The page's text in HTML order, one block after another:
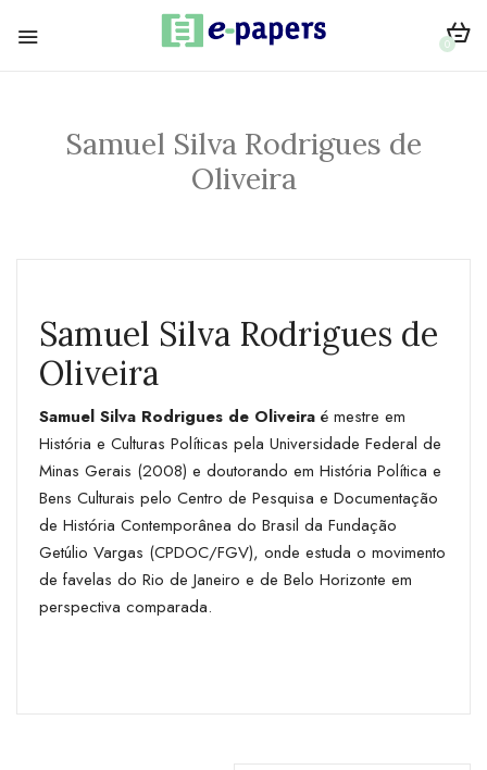
0
Samuel Silva Rodrigues de
Oliveira
Samuel Silva Rodrigues de
Oliveira
Samuel Silva Rodrigues de Oliveira é mestre em
História e Culturas Políticas pela Universidade Federal de
Minas Gerais (2008) e doutorando em História Política e
Bens Culturais pelo Centro de Pesquisa e Documentação
de História Contemporânea do Brasil da Fundação
Getúlio Vargas (CPDOC/FGV), onde estuda o movimento
de favelas do Rio de Janeiro e de Belo Horizonte em
perspectiva comparada.